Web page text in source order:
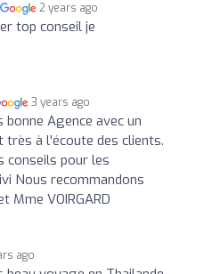
2 years ago
top conseil je
3 years ago
bonne Agence avec un
à l'écoute des clients.
conseils pour les
Nous recommandons
Mme VOIRGARD
ago